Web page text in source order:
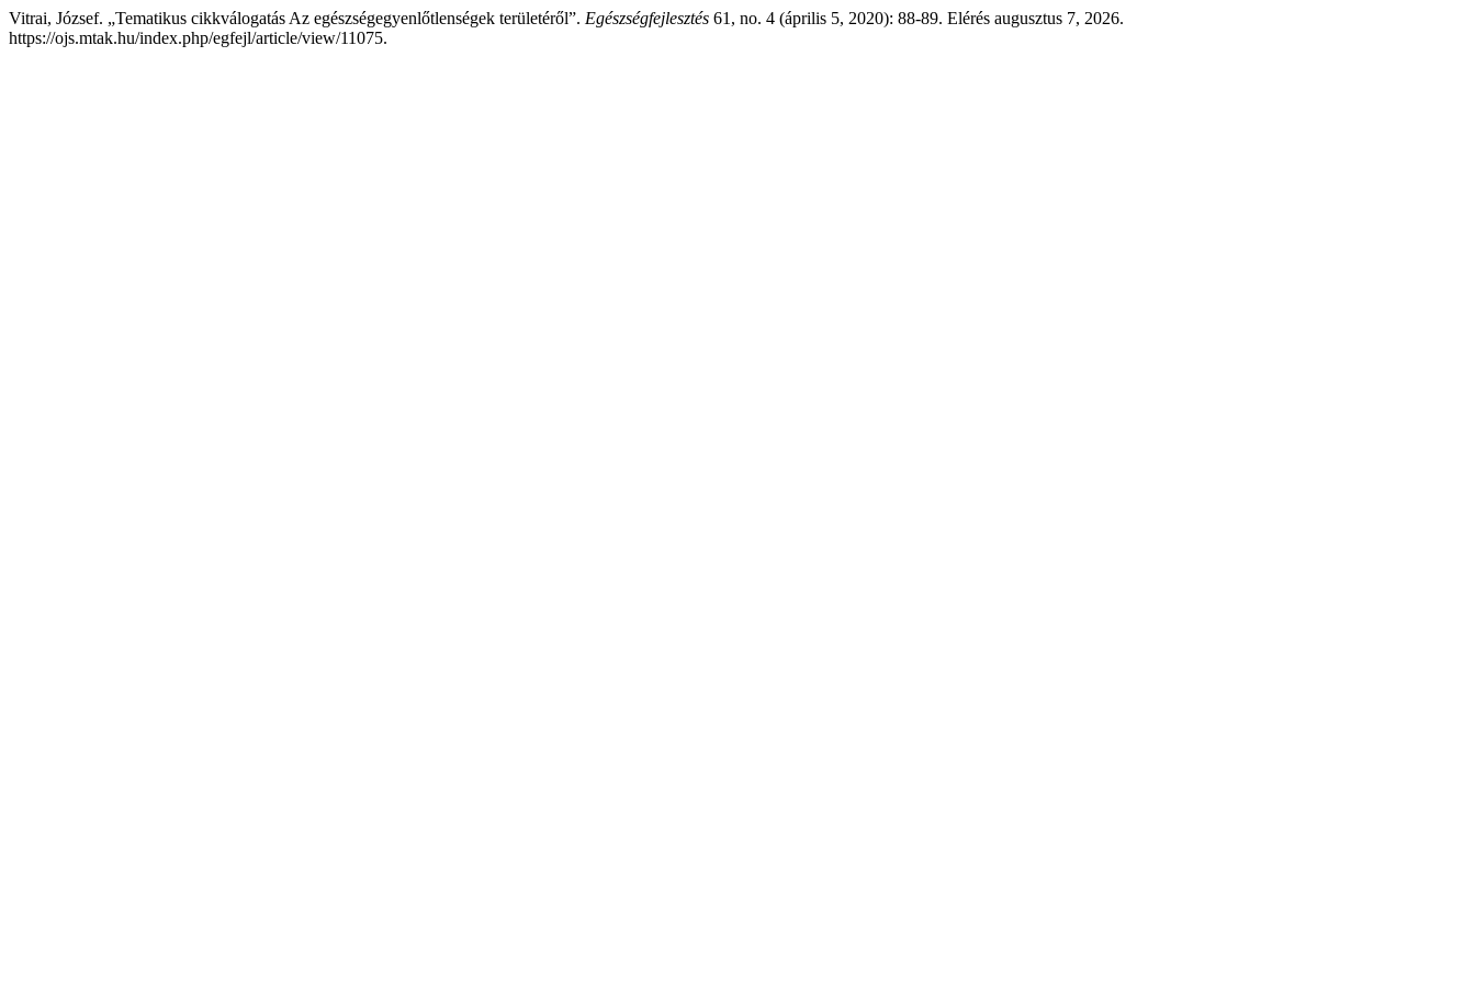
Vitrai, József. „Tematikus cikkválogatás Az egészségegyenlőtlenségek területéről”. Egészségfejlesztés 61, no. 4 (április 5, 2020): 88-89. Elérés augusztus 7, 2026.
https://ojs.mtak.hu/index.php/egfejl/article/view/11075.